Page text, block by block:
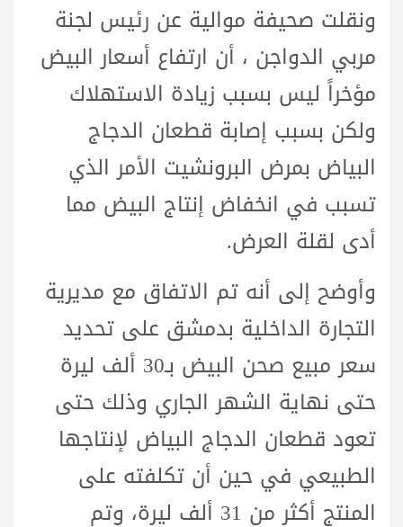
ونقلت صحيفة موالية عن رئيس لجنة
مربي الدواجن ، أن ارتفاع أسعار البيض
مؤخراً ليس بسبب زيادة الاستهلاك
ولكن بسبب إصابة قطعان الدجاج
البياض بمرض البرونشيت الأمر الذي
تسبب في انخفاض إنتاج البيض مما
أدى لقلة العرض.
وأوضح إلى أنه تم الاتفاق مع مديرية
التجارة الداخلية بدمشق على تحديد
سعر مبيع صحن البيض بـ30 ألف ليرة
حتى نهاية الشهر الجاري وذلك حتى
تعود قطعان الدجاج البياض لإنتاجها
الطبيعي في حين أن تكلفته على
المنتج أكثر من 31 ألف ليرة، وتم